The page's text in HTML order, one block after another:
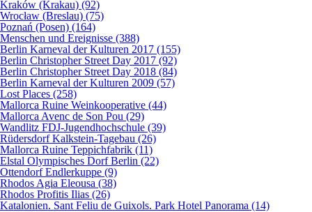
Kraków (Krakau) (92)
Wrocław (Breslau) (75)
Poznań (Posen) (164)
Menschen und Ereignisse (388)
Berlin Karneval der Kulturen 2017 (155)
Berlin Christopher Street Day 2017 (92)
Berlin Christopher Street Day 2018 (84)
Berlin Karneval der Kulturen 2009 (57)
Lost Places (258)
Mallorca Ruine Weinkooperative (44)
Mallorca Avenc de Son Pou (29)
Wandlitz FDJ-Jugendhochschule (39)
Rüdersdorf Kalkstein-Tagebau (26)
Mallorca Ruine Teppichfabrik (11)
Elstal Olympisches Dorf Berlin (22)
Ottendorf Endlerkuppe (9)
Rhodos Agia Eleousa (38)
Rhodos Profitis Ilias (26)
Katalonien. Sant Feliu de Guixols. Park Hotel Panorama (14)